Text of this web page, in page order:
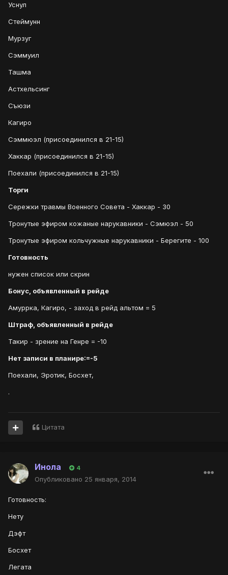
Уснул
Стеймунн
Мурзуг
Сэммуил
Ташма
Астхельсинг
Съюзи
Кагиро
Сэммюэл (присоединился в 21-15)
Хаккар (присоединился в 21-15)
Поехали (присоединился в 21-15)
Торги
Сережки травмы Военного Совета - Хаккар - 30
Тронутые эфиром кожаные нарукавники - Сэмюэл - 50
Тронутые эфиром кольчужные нарукавники - Берегите - 100
Готовность
нужен список или скрин
Бонус, объявленный в рейде
Амуррка, Кагиро, - заход в рейд альтом = 5
Штраф, объявленный в рейде
Такир - зрение на Генре = -10
Нет записи в планире:=-5
Поехали, Эротик, Босхет,
.
Цитата
Инола 4
Опубликовано 25 января, 2014
Готовность:
Нету
Дэфт
Босхет
Легата